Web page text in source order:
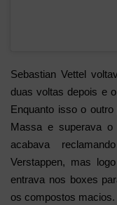
Sebastian Vettel
duas voltas depois e
Enquanto isso o
Massa e superava
acabava
Verstappen, mas
entrava nos boxes
os compostos macios.